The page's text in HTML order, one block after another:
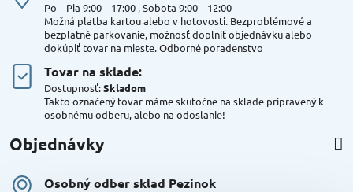
Po – Pia 9:00 – 17:00 , Sobota 9:00 – 12:00
Možná platba kartou alebo v hotovosti. Bezproblémové a
bezplatné parkovanie, možnosť doplniť objednávku alebo
dokúpiť tovar na mieste. Odborné poradenstvo
Tovar na sklade:
Dostupnosť:Skladom
Takto označený tovar máme skutočne na sklade pripravený k
osobnému odberu, alebo na odoslanie!
Objednávky
Osobný odber sklad Pezinok